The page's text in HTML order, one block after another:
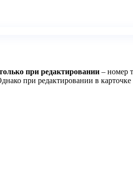
при редактировании – номер
при редактировании в карточке